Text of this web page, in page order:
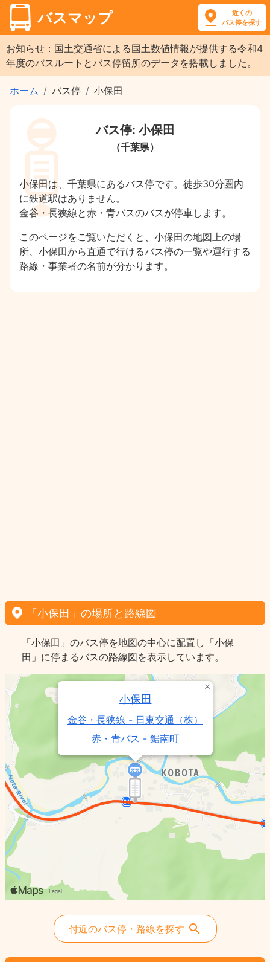
バスマップ
近くの
バス停を探す
お知らせ：国土交通省による国土数値情報が提供する令和4
年度のバスルートとバス停留所のデータを搭載しました。
ホーム バス停 小保田
バス停: 小保田
（千葉県）
小保田は、千葉県にあるバス停です。徒歩30分圏内
に鉄道駅はありません。
金谷・長狭線と赤・青バスのバスが停車します。
このページをご覧いただくと、小保田の地図上の場
所、小保田から直通で行けるバス停の一覧や運行する
路線・事業者の名前が分かります。
「小保田」の場所と路線図
「小保田」のバス停を地図の中心に配置し「小保
田」に停まるバスの路線図を表示しています。
小保田
金谷・長狭線 - 日東交通（株）
赤・青バス - 鋸南町
付近のバス停・路線を探す